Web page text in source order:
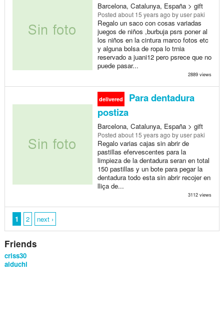
Barcelona, Catalunya, España > gift
Posted about 15 years ago by user paki
Regalo un saco con cosas variadas
juegos de niños ,burbuja psrs poner al
los niños en la cintura marco fotos etc
y alguna bolsa de ropa lo trnia
reservado a juani12 pero psrece que no
puede pasar...
2889 views
delivered
Para dentadura
postiza
Barcelona, Catalunya, España > gift
Posted about 15 years ago by user paki
Regalo varias cajas sin abrir de
pastillas efervescentes para la
limpieza de la dentadura seran en total
150 pastillas y un bote para pegar la
dentadura todo esta sin abrir recojer en
lliça de...
3112 views
1 2 next ›
Friends
criss30
aiduchi